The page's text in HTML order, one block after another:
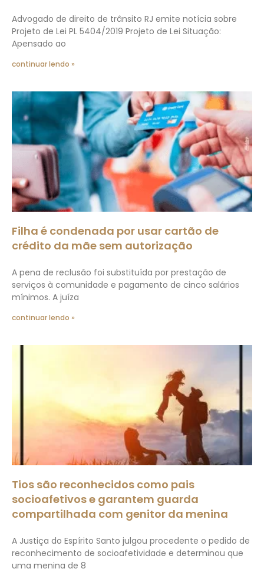
Advogado de direito de trânsito RJ emite notícia sobre
Projeto de Lei PL 5404/2019 Projeto de Lei Situação:
Apensado ao
continuar lendo »
Filha é condenada por usar cartão de
crédito da mãe sem autorização
A pena de reclusão foi substituída por prestação de
serviços à comunidade e pagamento de cinco salários
mínimos. A juíza
continuar lendo »
Tios são reconhecidos como pais
socioafetivos e garantem guarda
compartilhada com genitor da menina
A Justiça do Espírito Santo julgou procedente o pedido de
reconhecimento de socioafetividade e determinou que
uma menina de 8